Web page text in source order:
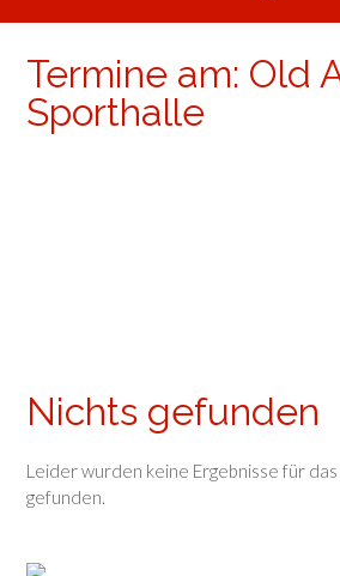
Termine am: Old
Sporthalle
Nichts gefunden
Leider wurden keine Ergebnisse für
gefunden.